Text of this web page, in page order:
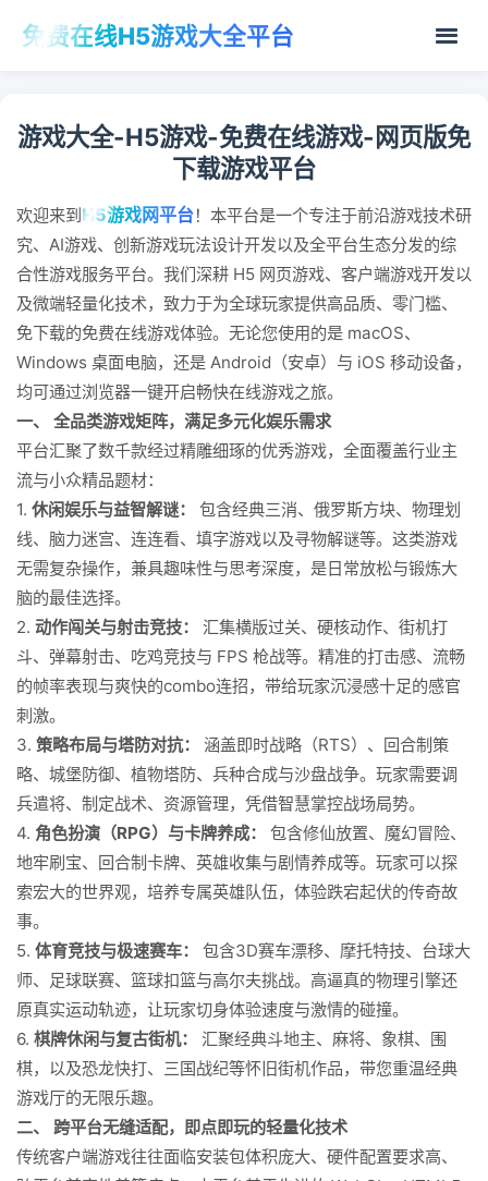
免费在线H5游戏大全平台
游戏大全-H5游戏-免费在线游戏-网页版免
下载游戏平台
欢迎来到H5游戏网平台！本平台是一个专注于前沿游戏技术研
究、AI游戏、创新游戏玩法设计开发以及全平台生态分发的综
合性游戏服务平台。我们深耕 H5 网页游戏、客户端游戏开发以
及微端轻量化技术，致力于为全球玩家提供高品质、零门槛、
免下载的免费在线游戏体验。无论您使用的是 macOS、
Windows 桌面电脑，还是 Android（安卓）与 iOS 移动设备，
均可通过浏览器一键开启畅快在线游戏之旅。
一、 全品类游戏矩阵，满足多元化娱乐需求
平台汇聚了数千款经过精雕细琢的优秀游戏，全面覆盖行业主
流与小众精品题材：
1. 休闲娱乐与益智解谜：
包含经典三消、俄罗斯方块、物理划
线、脑力迷宫、连连看、填字游戏以及寻物解谜等。这类游戏
无需复杂操作，兼具趣味性与思考深度，是日常放松与锻炼大
脑的最佳选择。
2. 动作闯关与射击竞技：
汇集横版过关、硬核动作、街机打
斗、弹幕射击、吃鸡竞技与 FPS 枪战等。精准的打击感、流畅
的帧率表现与爽快的combo连招，带给玩家沉浸感十足的感官
刺激。
3. 策略布局与塔防对抗：
涵盖即时战略（RTS）、回合制策
略、城堡防御、植物塔防、兵种合成与沙盘战争。玩家需要调
兵遣将、制定战术、资源管理，凭借智慧掌控战场局势。
4. 角色扮演（RPG）与卡牌养成：
包含修仙放置、魔幻冒险、
地牢刷宝、回合制卡牌、英雄收集与剧情养成等。玩家可以探
索宏大的世界观，培养专属英雄队伍，体验跌宕起伏的传奇故
事。
5. 体育竞技与极速赛车：
包含3D赛车漂移、摩托特技、台球大
师、足球联赛、篮球扣篮与高尔夫挑战。高逼真的物理引擎还
原真实运动轨迹，让玩家切身体验速度与激情的碰撞。
6. 棋牌休闲与复古街机：
汇聚经典斗地主、麻将、象棋、围
棋，以及恐龙快打、三国战纪等怀旧街机作品，带您重温经典
游戏厅的无限乐趣。
二、 跨平台无缝适配，即点即玩的轻量化技术
传统客户端游戏往往面临安装包体积庞大、硬件配置要求高、